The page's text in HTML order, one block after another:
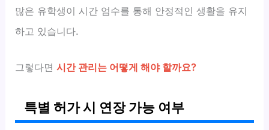
많은 유학생이 시간 엄수를 통해 안정적인 생활을 유지
하고 있습니다.
그렇다면시간 관리는 어떻게 해야 할까요?
특별 허가 시 연장 가능 여부